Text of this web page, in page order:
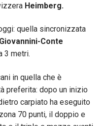
Heimberg.
quella sincronizzata
Giovannini-Conte
3 metri.
in quella che è
preferita: dopo un inizio
carpiato ha eseguito
70 punti, il doppio e